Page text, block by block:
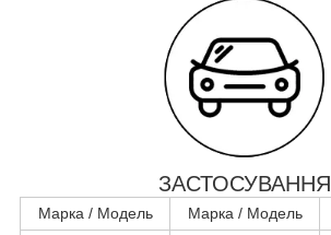
ЗАСТОСУВАННЯ
Марка / Модель Марка / Модель